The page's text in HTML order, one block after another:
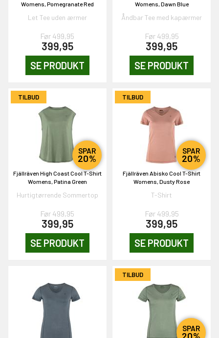
Womens, Pomegranate Red
Let Tee uden ærmer
Før 499,95
399,95
SE PRODUKT
Womens, Dawn Blue
Åndbar Tee med kapærmer
Før 499,95
399,95
SE PRODUKT
TILBUD
SPAR
20%
Fjällräven High Coast Cool T-Shirt
Womens, Patina Green
Hurtigtørrende Sommertop
Før 499,95
399,95
SE PRODUKT
TILBUD
SPAR
20%
Fjällräven Abisko Cool T-Shirt
Womens, Dusty Rose
T-Shirt
Før 499,95
399,95
SE PRODUKT
TILBUD
SPAR
20%
PÅ
om måneden
gang
NEJ TAK!